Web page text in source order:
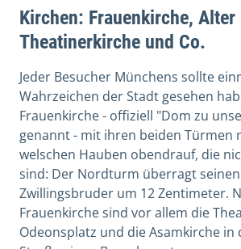
Kirchen: Frauenkirche, Alter
Theatinerkirche und Co.
Jeder Besucher Münchens sollte
Wahrzeichen der Stadt gesehen
Frauenkirche - offiziell "Dom zu
genannt - mit ihren beiden Türmen
welschen Hauben obendrauf, die
sind: Der Nordturm überragt
Zwillingsbruder um 12 Zentimeter.
Frauenkirche sind vor allem die
Odeonsplatz und die Asamkirche in